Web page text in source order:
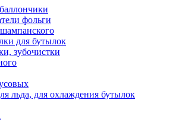
фольги
для бутылок
зубочистки
льда, для охлаждения бутылок